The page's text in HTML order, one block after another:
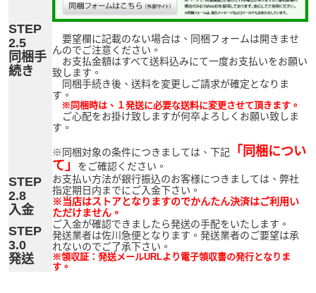
STEP
2.5
同梱手
続き
要望欄に記載のない場合は、同梱フォームは開きませ
んのでご注意ください。
お支払金額はすべて送料込みにて一度お支払いをお願い
致します。
同梱手続き後、送料を変更しご請求が確定となりま
す。
※同梱時は、１発送に必要な送料に変更させて頂きます。
ご心配をお掛け致しますが何卒よろしくお願い致しま
す。
※同梱対象の条件につきましては、下記「同梱につい
て」
をご確認ください。
STEP
2.8
入金
お支払い方法が銀行振込のお客様につきましては、弊社
指定期日内までにご入金下さい。
※当店はストアとなりますのでかんたん決済はご利用い
ただけません。
STEP
3.0
発送
ご入金が確認できましたら発送の手配をいたします。
発送業者は佐川急便となります。発送業者のご要望は承
れないのでご了承下さい。
※領収証：発送メールURLより電子領収書の発行となりま
す。